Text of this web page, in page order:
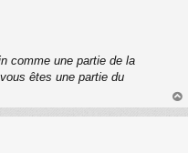
comme une partie de la
êtes une partie du
au